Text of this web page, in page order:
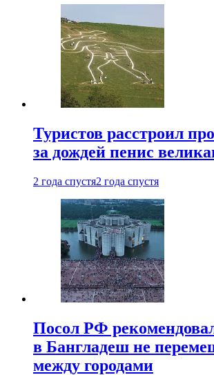
Туристов расстроил
за дождей пенис
2 года спустя2 года спустя
Посол РФ
в Бангладеш не
между городами